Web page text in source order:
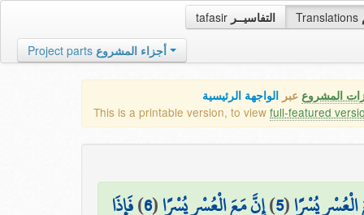
tafasir التفاسيــر Translations
Project parts أجزاء المشروع
المشروع عبر الواجهة الرئيسية
This is a printable version, to view full-featured
يُسْرًا(
5
)إِنَّ مَعَ الْعُسْرِ يُسْرًا(
6
)فَإِذَا